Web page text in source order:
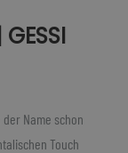
Name schon
Touch